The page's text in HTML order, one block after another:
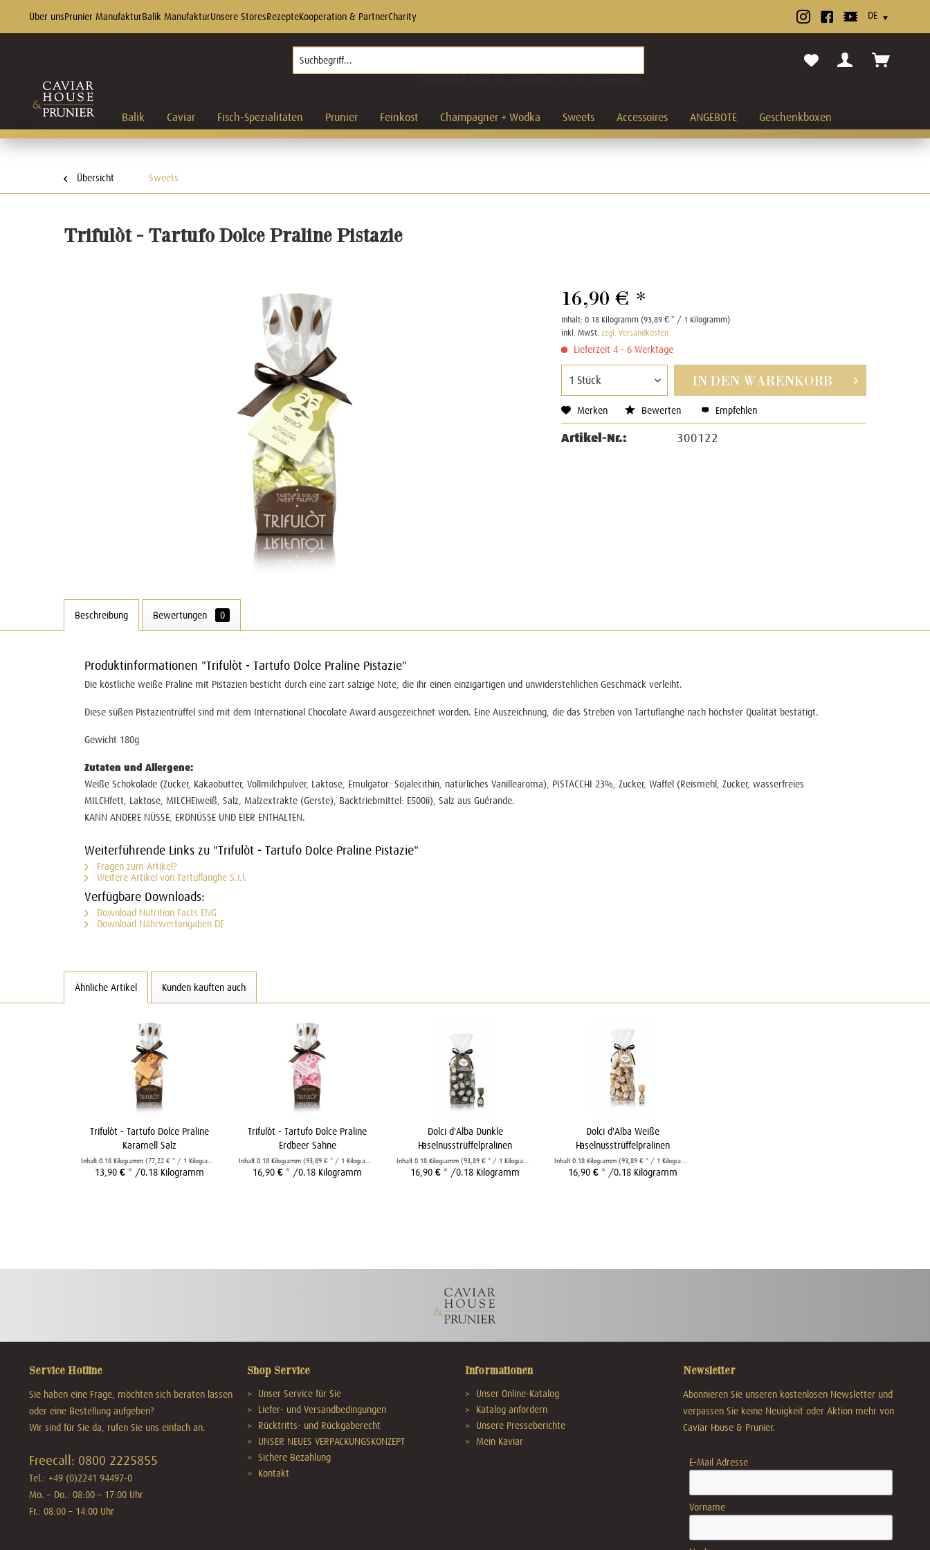
Über unsPrunier ManufakturBalik ManufakturUnsere StoresRezepteKooperation & PartnerCharity
Balik Caviar Fisch-Spezialitäten Prunier Feinkost Champagner + Wodka Sweets Accessoires ANGEBOTE Geschenkboxen
Übersicht Sweets
Trifulòt - Tartufo Dolce Praline Pistazie
16,90 € *
Inhalt:0.18 Kilogramm (93,89 € * / 1 Kilogramm)
inkl. MwSt.zzgl. Versandkosten
Lieferzeit 4 - 6 Werktage
IN DEN WARENKORB
Merken Bewerten Empfehlen
Artikel-Nr.: 300122
Beschreibung Bewertungen 0
Produktinformationen "Trifulòt - Tartufo Dolce Praline Pistazie"
Die köstliche weiße Praline mit Pistazien besticht durch eine zart salzige Note, die ihr einen einzigartigen und unwiderstehlichen Geschmack verleiht.
Diese süßen Pistazientrüffel sind mit dem International Chocolate Award ausgezeichnet worden. Eine Auszeichnung, die das Streben von Tartuflanghe nach höchster Qualität bestätigt.
Gewicht 180g
Zutaten und Allergene:
Weiße Schokolade (Zucker, Kakaobutter, Vollmilchpulver, Laktose, Emulgator: Sojalecithin, natürliches Vanillearoma), PISTACCHI 23%, Zucker, Waffel (Reismehl, Zucker, wasserfreies
MILCHfett, Laktose, MILCHEiweiß, Salz, Malzextrakte (Gerste), Backtriebmittel: E500ii), Salz aus Guérande.
KANN ANDERE NÜSSE, ERDNÜSSE UND EIER ENTHALTEN.
Weiterführende Links zu "Trifulòt - Tartufo Dolce Praline Pistazie"
Fragen zum Artikel?
Weitere Artikel von Tartuflanghe S.r.l.
Verfügbare Downloads:
Download Nutrition Facts ENG
Download Nährwertangaben DE
Ähnliche Artikel Kunden kauften auch
Trifulòt - Tartufo Dolce Praline
Karamell Salz
Inhalt 0.18 Kilogramm (77,22 € * / 1 Kilogramm)
13,90 € * /0.18 Kilogramm
Trifulòt - Tartufo Dolce Praline
Erdbeer Sahne
Inhalt 0.18 Kilogramm (93,89 € * / 1 Kilogramm)
16,90 € * /0.18 Kilogramm
Dolci d'Alba Dunkle
Haselnusstrüffelpralinen
Inhalt 0.18 Kilogramm (93,89 € * / 1 Kilogramm)
16,90 € * /0.18 Kilogramm
Dolci d'Alba Weiße
Haselnusstrüffelpralinen
Inhalt 0.18 Kilogramm (93,89 € * / 1 Kilogramm)
16,90 € * /0.18 Kilogramm
Service Hotline
Sie haben eine Frage, möchten sich beraten lassen
oder eine Bestellung aufgeben?
Wir sind für Sie da, rufen Sie uns einfach an.
Freecall: 0800 2225855
Tel.: +49 (0)2241 94497-0
Mo. – Do.: 08:00 – 17:00 Uhr
Fr.: 08:00 – 14:00 Uhr
Shop Service
Unser Service für Sie
Liefer- und Versandbedingungen
Rücktritts- und Rückgaberecht
UNSER NEUES VERPACKUNGSKONZEPT
Sichere Bezahlung
Kontakt
Informationen
Unser Online-Katalog
Katalog anfordern
Unsere Presseberichte
Mein Kaviar
Newsletter
Abonnieren Sie unseren kostenlosen Newsletter und
verpassen Sie keine Neuigkeit oder Aktion mehr von
Caviar House & Prunier.
E-Mail Adresse
Vorname